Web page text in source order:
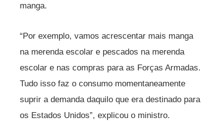
manga.
“Por exemplo, vamos acrescentar mais manga
na merenda escolar e pescados na merenda
escolar e nas compras para as Forças Armadas.
Tudo isso faz o consumo momentaneamente
suprir a demanda daquilo que era destinado para
os Estados Unidos”, explicou o ministro.